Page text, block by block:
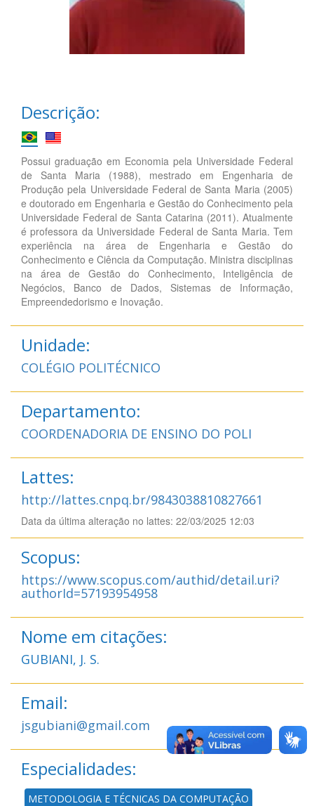
Descrição:
Possui graduação em Economia pela Universidade Federal
de Santa Maria (1988), mestrado em Engenharia de
Produção pela Universidade Federal de Santa Maria (2005)
e doutorado em Engenharia e Gestão do Conhecimento pela
Universidade Federal de Santa Catarina (2011). Atualmente
é professora da Universidade Federal de Santa Maria. Tem
experiência na área de Engenharia e Gestão do
Conhecimento e Ciência da Computação. Ministra disciplinas
na área de Gestão do Conhecimento, Inteligência de
Negócios, Banco de Dados, Sistemas de Informação,
Empreendedorismo e Inovação.
Unidade:
COLÉGIO POLITÉCNICO
Departamento:
COORDENADORIA DE ENSINO DO POLI
Lattes:
http://lattes.cnpq.br/9843038810827661
Data da última alteração no lattes: 22/03/2025 12:03
Scopus:
https://www.scopus.com/authid/detail.uri?
authorId=57193954958
Nome em citações:
GUBIANI, J. S.
Email:
jsgubiani@gmail.com
Especialidades:
METODOLOGIA E TÉCNICAS DA COMPUTAÇÃO